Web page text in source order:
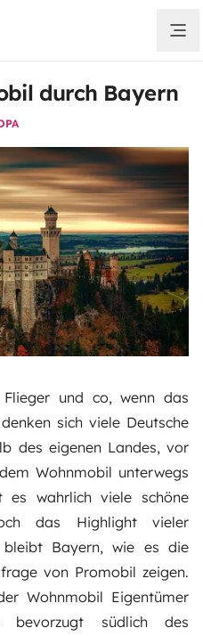
durch Bayern
und co, wenn das
sich viele Deutsche
des eigenen Landes, vor
Wohnmobil unterwegs
wahrlich viele schöne
das Highlight vieler
Bayern, wie es die
von Promobil zeigen.
Wohnmobil Eigentümer
bevorzugt südlich des